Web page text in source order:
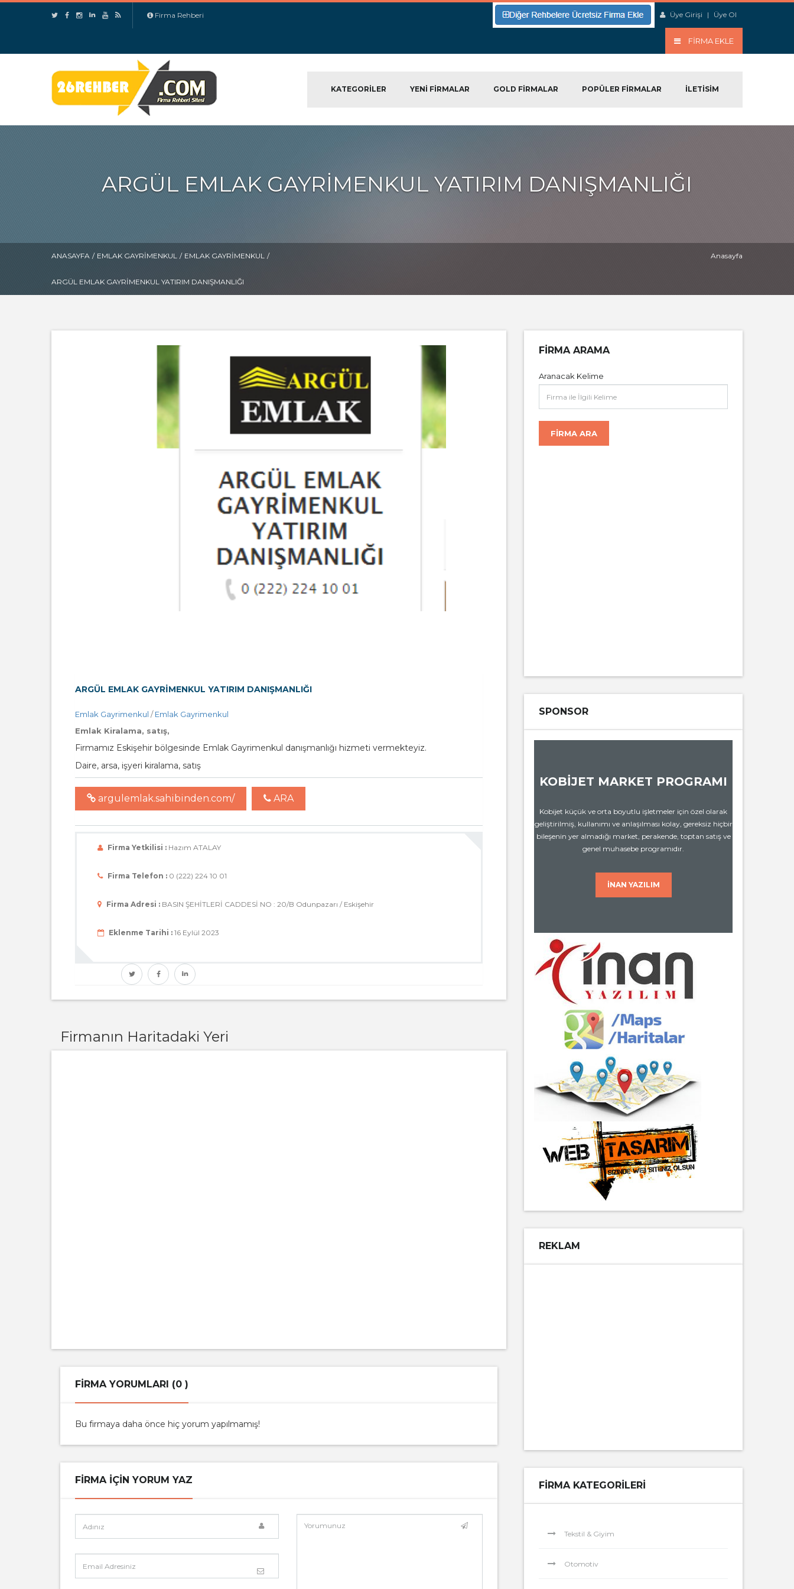
Firma Rehberi Üye Girişi | Üye Ol
FIRMA EKLE
KATEGORILER YENI FIRMALAR GOLD FIRMALAR POPÜLER FIRMALAR ILETISIM
ARGÜL EMLAK GAYRİMENKUL YATIRIM DANIŞMANLIĞI
ANASAYFA / EMLAK GAYRIMENKUL / EMLAK GAYRIMENKUL /
ARGÜL EMLAK GAYRİMENKUL YATIRIM DANIŞMANLIĞI
Anasayfa
ARGÜL EMLAK GAYRİMENKUL YATIRIM DANIŞMANLIĞI
Emlak Gayrimenkul /Emlak Gayrimenkul
Emlak Kiralama, satış,
Firmamız Eskişehir bölgesinde Emlak Gayrimenkul danışmanlığı hizmeti vermekteyiz.
Daire, arsa, işyeri kiralama, satış
argulemlak.sahibinden.com/ ARA
Firma Yetkilisi : Hazım ATALAY
Firma Telefon : 0 (222) 224 10 01
Firma Adresi : BASIN ŞEHİTLERİ CADDESİ NO : 20/B Odunpazarı / Eskişehir
Eklenme Tarihi : 16 Eylül 2023
Firmanın Haritadaki Yeri
FIRMA YORUMLARI (0 )
Bu firmaya daha önce hiç yorum yapılmamış!
FIRMA IÇIN YORUM YAZ
FIRMA ARAMA
Aranacak Kelime
FIRMA ARA
SPONSOR
KOBİJET MARKET PROGRAMI
Kobijet küçük ve orta boyutlu işletmeler için özel olarak
geliştirilmiş, kullanımı ve anlaşılması kolay, gereksiz hiçbir
bileşenin yer almadığı market, perakende, toptan satış ve
genel muhasebe programıdır.
İNAN YAZILIM
REKLAM
FIRMA KATEGORILERI
Tekstil & Giyim
Otomotiv